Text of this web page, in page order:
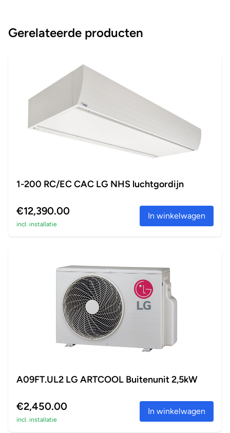
Gerelateerde producten
1-200 RC/EC CAC LG NHS luchtgordijn
€12,390.00
incl. installatie
In winkelwagen
A09FT.UL2 LG ARTCOOL Buitenunit 2,5kW
€2,450.00
incl. installatie
In winkelwagen